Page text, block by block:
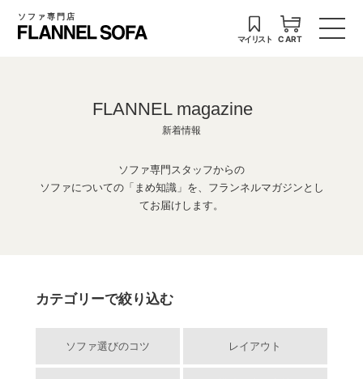
ソファ専門店
マイリスト CART
FLANNEL magazine
新着情報
ソファ専門スタッフからの
ソファについての「まめ知識」を、フランネルマガジンとし
てお届けします。
カテゴリーで絞り込む
ソファ選びのコツ レイアウト